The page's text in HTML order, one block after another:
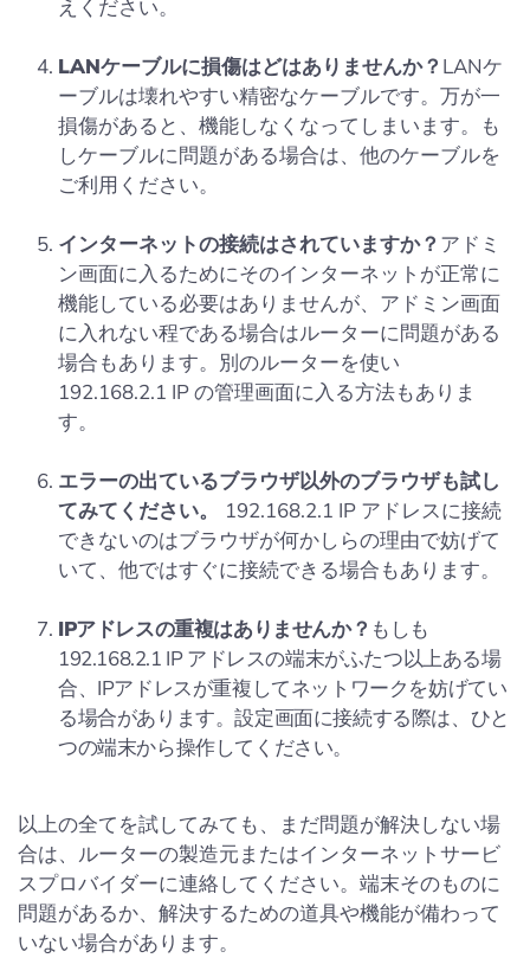
えください。
LANケーブルに損傷はどはありませんか？ LANケ
ーブルは壊れやすい精密なケーブルです。万が一
損傷があると、機能しなくなってしまいます。も
しケーブルに問題がある場合は、他のケーブルを
ご利用ください。
インターネットの接続はされていますか？ アドミ
ン画面に入るためにそのインターネットが正常に
機能している必要はありませんが、アドミン画面
に入れない程である場合はルーターに問題がある
場合もあります。別のルーターを使い
192.168.2.1 IP の管理画面に入る方法もありま
す。
エラーの出ているブラウザ以外のブラウザも試し
てみてください。 192.168.2.1 IP アドレスに接続
できないのはブラウザが何かしらの理由で妨げて
いて、他ではすぐに接続できる場合もあります。
IPアドレスの重複はありませんか？ もしも
192.168.2.1 IP アドレスの端末がふたつ以上ある場
合、IPアドレスが重複してネットワークを妨げてい
る場合があります。設定画面に接続する際は、ひと
つの端末から操作してください。
以上の全てを試してみても、まだ問題が解決しない場
合は、ルーターの製造元またはインターネットサービ
スプロバイダーに連絡してください。端末そのものに
問題があるか、解決するための道具や機能が備わって
いない場合があります。